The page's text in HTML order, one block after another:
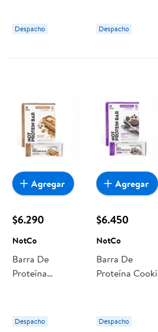
Despacho Despacho
$6.290
NotCo
Barra De
Proteína
Maní 225 g
Despacho
Agregar
$6.450
NotCo
Barra De
Proteína
Despacho
Agregar